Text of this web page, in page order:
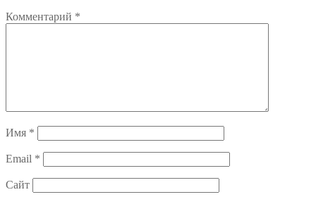
Комментарий *
Имя *
Email *
Сайт